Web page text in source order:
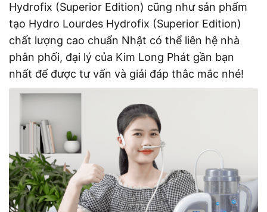
Hydrofix (Superior Edition) cũng như sản phẩm
tạo Hydro Lourdes Hydrofix (Superior Edition)
chất lượng cao chuẩn Nhật có thể liên hệ nhà
phân phối, đại lý của Kim Long Phát gần bạn
nhất để được tư vấn và giải đáp thắc mắc nhé!